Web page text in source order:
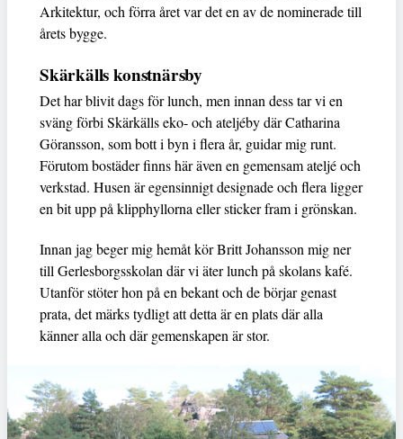
Arkitektur, och förra året var det en av de nominerade till
årets bygge.
Skärkälls konstnärsby
Det har blivit dags för lunch, men innan dess tar vi en
sväng förbi Skärkälls eko- och ateljéby där Catharina
Göransson, som bott i byn i flera år, guidar mig runt.
Förutom bostäder finns här även en gemensam ateljé och
verkstad. Husen är egensinnigt designade och flera ligger
en bit upp på klipphyllorna eller sticker fram i grönskan.
Innan jag beger mig hemåt kör Britt Johansson mig ner
till Gerlesborgsskolan där vi äter lunch på skolans kafé.
Utanför stöter hon på en bekant och de börjar genast
prata, det märks tydligt att detta är en plats där alla
känner alla och där gemenskapen är stor.